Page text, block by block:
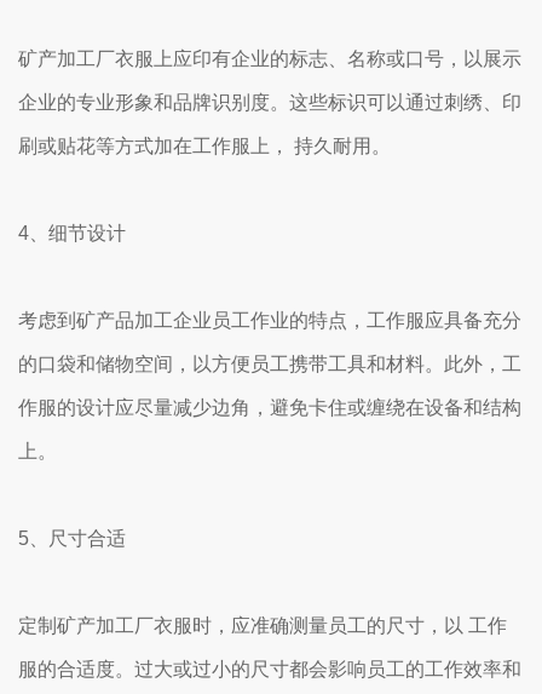
矿产加工厂衣服上应印有企业的标志、名称或口号，以展示
企业的专业形象和品牌识别度。这些标识可以通过刺绣、印
刷或贴花等方式加在工作服上， 持久耐用。
4、细节设计
考虑到矿产品加工企业员工作业的特点，工作服应具备充分
的口袋和储物空间，以方便员工携带工具和材料。此外，工
作服的设计应尽量减少边角，避免卡住或缠绕在设备和结构
上。
5、尺寸合适
定制矿产加工厂衣服时，应准确测量员工的尺寸，以 工作
服的合适度。过大或过小的尺寸都会影响员工的工作效率和